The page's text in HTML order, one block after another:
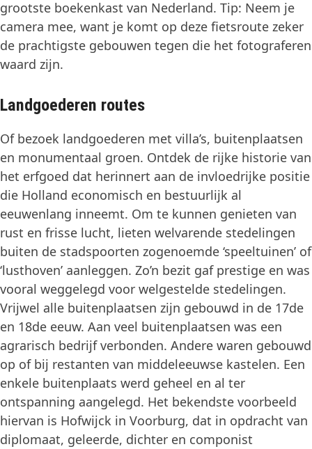
grootste boekenkast van Nederland. Tip: Neem je
camera mee, want je komt op deze fietsroute zeker
de prachtigste gebouwen tegen die het fotograferen
waard zijn.
Landgoederen routes
Of bezoek landgoederen met villa’s, buitenplaatsen
en monumentaal groen. Ontdek de rijke historie van
het erfgoed dat herinnert aan de invloedrijke positie
die Holland economisch en bestuurlijk al
eeuwenlang inneemt. Om te kunnen genieten van
rust en frisse lucht, lieten welvarende stedelingen
buiten de stadspoorten zogenoemde ‘speeltuinen’ of
‘lusthoven’ aanleggen. Zo’n bezit gaf prestige en was
vooral weggelegd voor welgestelde stedelingen.
Vrijwel alle buitenplaatsen zijn gebouwd in de 17de
en 18de eeuw. Aan veel buitenplaatsen was een
agrarisch bedrijf verbonden. Andere waren gebouwd
op of bij restanten van middeleeuwse kastelen. Een
enkele buitenplaats werd geheel en al ter
ontspanning aangelegd. Het bekendste voorbeeld
hiervan is Hofwijck in Voorburg, dat in opdracht van
diplomaat, geleerde, dichter en componist